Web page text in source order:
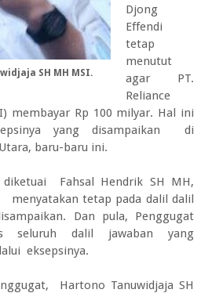
SH MH MSI.
Djong
Effendi
tetap
menutut
agar PT.
Reliance
membayar Rp 100 milyar. Hal ini
yang disampaikan di
baru-baru ini.
Fahsal Hendrik SH MH,
menyatakan tetap pada dalil dalil
Dan pula, Penggugat
seluruh dalil jawaban yang
eksepsinya.
Hartono Tanuwidjaja SH